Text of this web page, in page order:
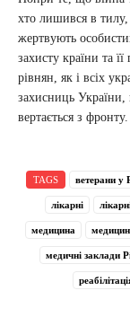
хто лишився в тилу,
жертвують
захисту країни та
рівнян, як і всіх
захисниць України,
вертається з фронту.
TAGS ветерани у
лікарні
медицина
медичні заклади